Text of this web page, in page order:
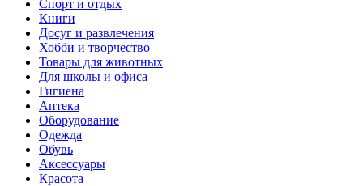
Спорт и отдых
Книги
Досуг и развлечения
Хобби и творчество
Товары для животных
Для школы и офиса
Гигиена
Аптека
Оборудование
Одежда
Обувь
Аксессуары
Красота